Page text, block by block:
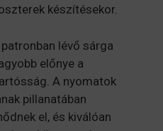
készítésekor.
lévő sárga
előnye a
A nyomatok
pillanatában
el, és kiválóan